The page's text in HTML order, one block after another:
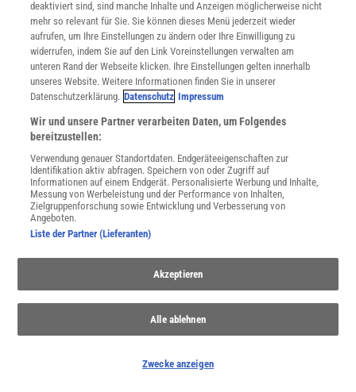
JETZT ANMELDEN!
Sie können unsere Newsletter jederzeit wieder abbestellen. Infos zu unserem Umgang
mit Ihren personenbezogenen Daten finden Sie in unsererDatenschutzerklärung
Newsletter
Spektrum Shop
Im Handel kaufen
Presse
Verträge kündigen
Widerruf
INFO
Datenschutz
Nutzungsbasierte Onlinewerbung
deaktiviert sind, sind manche Inhalte und Anzeigen möglicherweise nicht
mehr so relevant für Sie. Sie können dieses Menü jederzeit wieder
aufrufen, um Ihre Einstellungen zu ändern oder Ihre Einwilligung zu
widerrufen, indem Sie auf den Link Voreinstellungen verwalten am
unteren Rand der Webseite klicken. Ihre Einstellungen gelten innerhalb
unseres Website. Weitere Informationen finden Sie in unserer
Datenschutzerklärung. Datenschutz Impressum
Wir und unsere Partner verarbeiten Daten, um Folgendes
bereitzustellen:
Verwendung genauer Standortdaten. Endgeräteeigenschaften zur
Identifikation aktiv abfragen. Speichern von oder Zugriff auf
Informationen auf einem Endgerät. Personalisierte Werbung und Inhalte,
Messung von Werbeleistung und der Performance von Inhalten,
Zielgruppenforschung sowie Entwicklung und Verbesserung von
Angeboten.
Liste der Partner (Lieferanten)
Akzeptieren
Alle ablehnen
Zwecke anzeigen